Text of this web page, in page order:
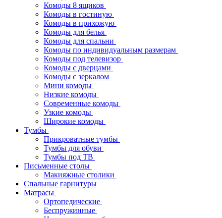
Комоды 8 ящиков
Комоды в гостиную
Комоды в прихожую
Комоды для белья
Комоды для спальни
Комоды по индивидуальным размерам
Комоды под телевизор
Комоды с дверцами
Комоды с зеркалом
Мини комоды
Низкие комоды
Современные комоды
Узкие комоды
Широкие комоды
Тумбы
Прикроватные тумбы
Тумбы для обуви
Тумбы под ТВ
Письменные столы
Макияжные столики
Спальные гарнитуры
Матрасы
Ортопедические
Беспружинные